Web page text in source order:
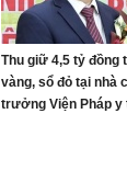
Thu giữ 4,5 tỷ đồng
vàng, sổ đỏ tại nhà
trưởng Viện Pháp y